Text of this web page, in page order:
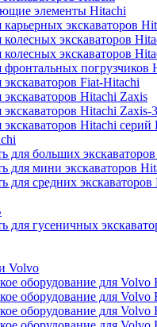
элементы Hitachi
экскаваторов
экскаваторов
экскаваторов
погрузчиков
Fiat-Hitachi
Hitachi Zaxis
Hitachi Zaxis-
Hitachi
для больших
для мини экскаваторов
для средних экскаваторов
для гусеничных
Volvo
оборудование для
оборудование для
оборудование для